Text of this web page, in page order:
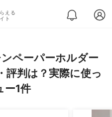
える
ト
ペーパーホルダー
評判は？実際に使っ
ー1件